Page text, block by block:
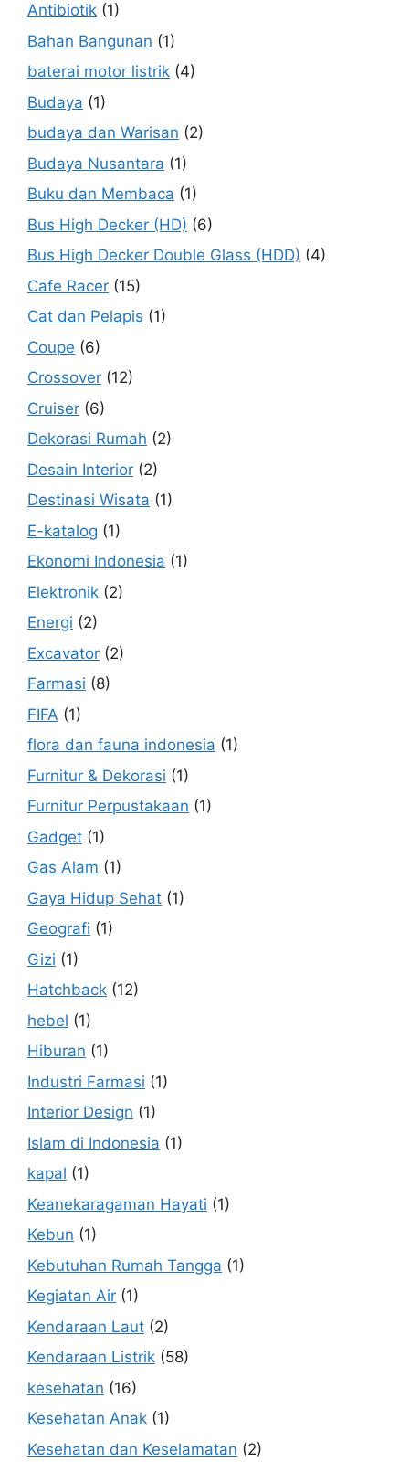
Antibiotik (1)
Bahan Bangunan (1)
baterai motor listrik (4)
Budaya (1)
budaya dan Warisan (2)
Budaya Nusantara (1)
Buku dan Membaca (1)
Bus High Decker (HD) (6)
Bus High Decker Double Glass (HDD) (4)
Cafe Racer (15)
Cat dan Pelapis (1)
Coupe (6)
Crossover (12)
Cruiser (6)
Dekorasi Rumah (2)
Desain Interior (2)
Destinasi Wisata (1)
E-katalog (1)
Ekonomi Indonesia (1)
Elektronik (2)
Energi (2)
Excavator (2)
Farmasi (8)
FIFA (1)
flora dan fauna indonesia (1)
Furnitur & Dekorasi (1)
Furnitur Perpustakaan (1)
Gadget (1)
Gas Alam (1)
Gaya Hidup Sehat (1)
Geografi (1)
Gizi (1)
Hatchback (12)
hebel (1)
Hiburan (1)
Industri Farmasi (1)
Interior Design (1)
Islam di Indonesia (1)
kapal (1)
Keanekaragaman Hayati (1)
Kebun (1)
Kebutuhan Rumah Tangga (1)
Kegiatan Air (1)
Kendaraan Laut (2)
Kendaraan Listrik (58)
kesehatan (16)
Kesehatan Anak (1)
Kesehatan dan Keselamatan (2)